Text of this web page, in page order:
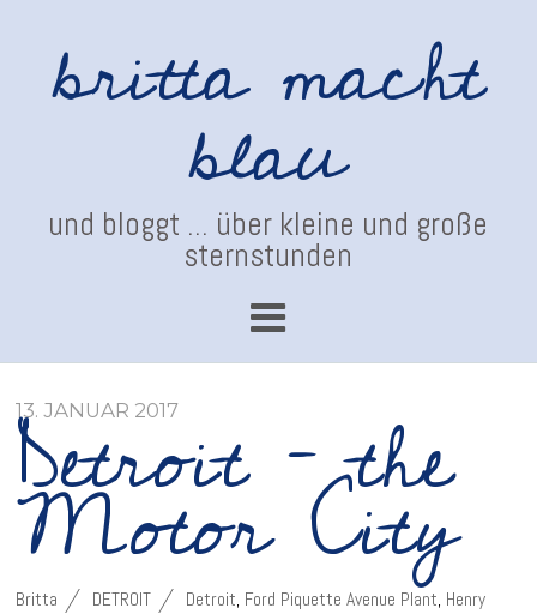
britta macht
blau
und bloggt ... über kleine und große
sternstunden
13. JANUAR 2017
Detroit – the
Motor City
Britta DETROIT Detroit, Ford Piquette Avenue Plant, Henry